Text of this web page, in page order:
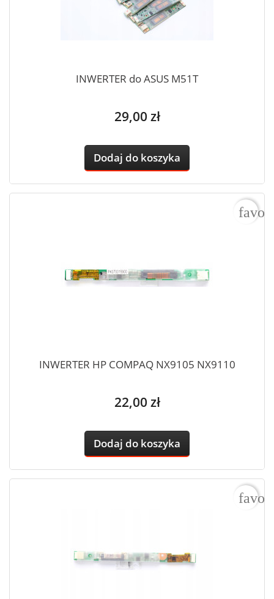
INWERTER do ASUS M51T
Cena
29,00 zł
Dodaj do koszyka
INWERTER HP COMPAQ NX9105 NX9110
Cena
22,00 zł
Dodaj do koszyka